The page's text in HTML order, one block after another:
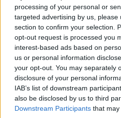
processing of your personal or
targeted advertising by us, please
section to confirm your selection.
opt-out request is processed you
interest-based ads based on
us or personal information
your opt-out. You may separately
disclosure of your personal
IAB’s list of downstream
also be disclosed by us to third
Downstream Participants that
το 2022, και προβλέπεται
περίπου 7% εντός δύο
Ελλάδα προσέγγιζε τον
υπολογίζεται γύρω στο
όφελος περίπου 1,4 δισ.
Ακολουθήστε το
μάθετε πρώτοιόλες τις